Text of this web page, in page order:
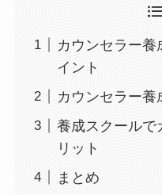
カウンセラー養
イント
カウンセラー養
養成スクールで
リット
まとめ